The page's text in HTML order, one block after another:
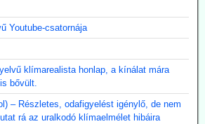
Youtube-csatornája
klímarealista honlap, a kínálat mára
bővült.
– Részletes, odafigyelést igénylő, de nem
rá az uralkodó klímaelmélet hibáira